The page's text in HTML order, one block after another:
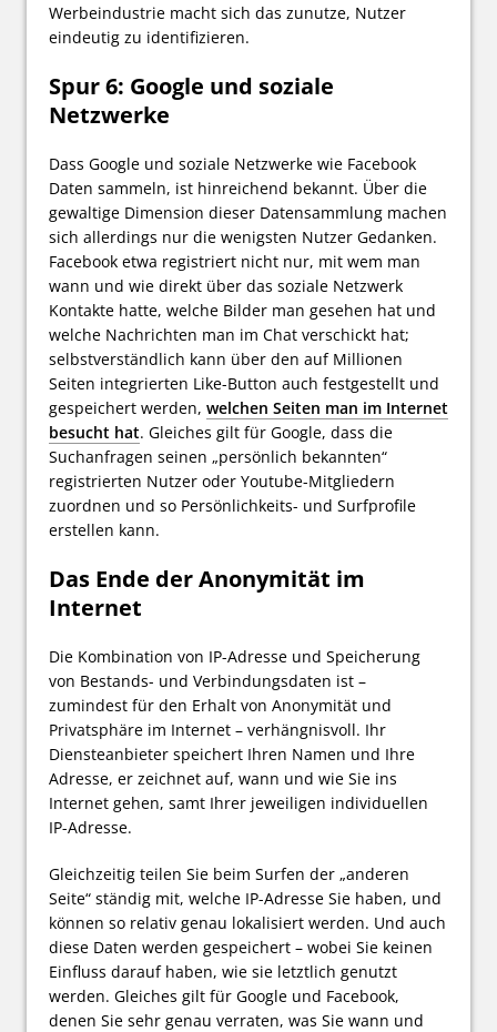
Werbeindustrie macht sich das zunutze, Nutzer
eindeutig zu identifizieren.
Spur 6: Google und soziale
Netzwerke
Dass Google und soziale Netzwerke wie Facebook
Daten sammeln, ist hinreichend bekannt. Über die
gewaltige Dimension dieser Datensammlung machen
sich allerdings nur die wenigsten Nutzer Gedanken.
Facebook etwa registriert nicht nur, mit wem man
wann und wie direkt über das soziale Netzwerk
Kontakte hatte, welche Bilder man gesehen hat und
welche Nachrichten man im Chat verschickt hat;
selbstverständlich kann über den auf Millionen
Seiten integrierten Like-Button auch festgestellt und
gespeichert werden, welchen Seiten man im Internet
besucht hat. Gleiches gilt für Google, dass die
Suchanfragen seinen „persönlich bekannten“
registrierten Nutzer oder Youtube-Mitgliedern
zuordnen und so Persönlichkeits- und Surfprofile
erstellen kann.
Das Ende der Anonymität im
Internet
Die Kombination von IP-Adresse und Speicherung
von Bestands- und Verbindungsdaten ist –
zumindest für den Erhalt von Anonymität und
Privatsphäre im Internet – verhängnisvoll. Ihr
Diensteanbieter speichert Ihren Namen und Ihre
Adresse, er zeichnet auf, wann und wie Sie ins
Internet gehen, samt Ihrer jeweiligen individuellen
IP-Adresse.
Gleichzeitig teilen Sie beim Surfen der „anderen
Seite“ ständig mit, welche IP-Adresse Sie haben, und
können so relativ genau lokalisiert werden. Und auch
diese Daten werden gespeichert – wobei Sie keinen
Einfluss darauf haben, wie sie letztlich genutzt
werden. Gleiches gilt für Google und Facebook,
denen Sie sehr genau verraten, was Sie wann und